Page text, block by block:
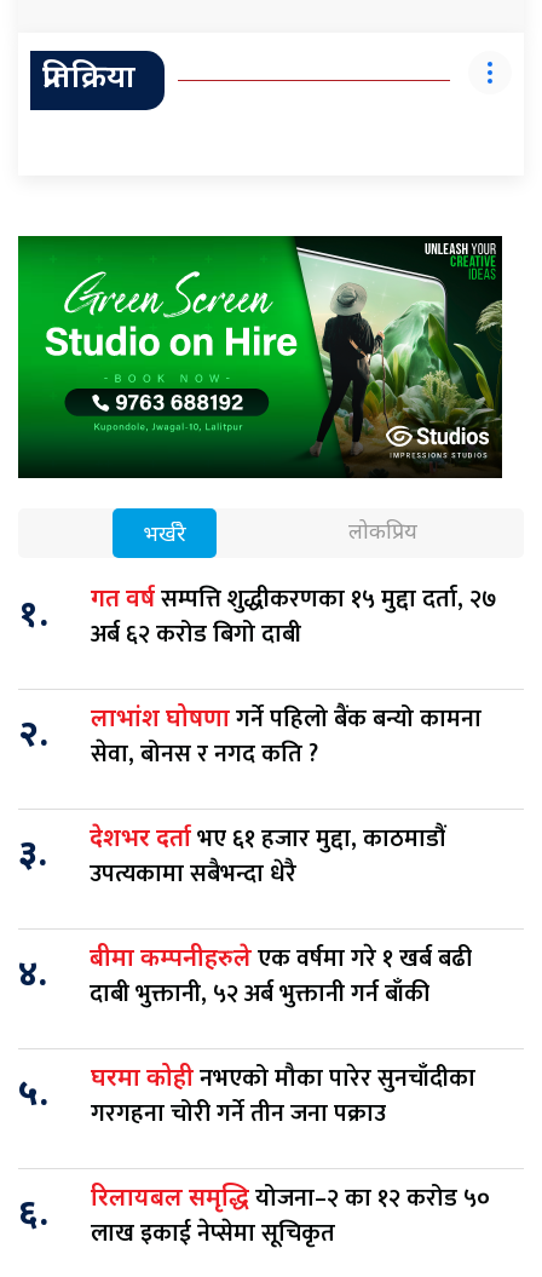
प्रतिक्रिया
भर्खरै लोकप्रिय
१. गत वर्षसम्पत्ति शुद्धीकरणका १५ मुद्दा दर्ता, २७
अर्ब ६२ करोड बिगो दाबी
२. लाभांश घोषणागर्ने पहिलो बैंक बन्यो कामना
सेवा, बोनस र नगद कति ?
३. देशभर दर्ताभए ६१ हजार मुद्दा, काठमाडौं
उपत्यकामा सबैभन्दा धेरै
४. बीमा कम्पनीहरुलेएक वर्षमा गरे १ खर्ब बढी
दाबी भुक्तानी, ५२ अर्ब भुक्तानी गर्न बाँकी
५. घरमा कोहीनभएको मौका पारेर सुनचाँदीका
गरगहना चोरी गर्ने तीन जना पक्राउ
६. रिलायबल समृद्धियोजना–२ का १२ करोड ५०
लाख इकाई नेप्सेमा सूचिकृत